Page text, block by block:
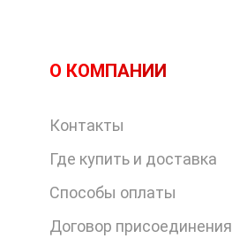
О КОМПАНИИ
Контакты
Где купить и доставка
Способы оплаты
Договор присоединения